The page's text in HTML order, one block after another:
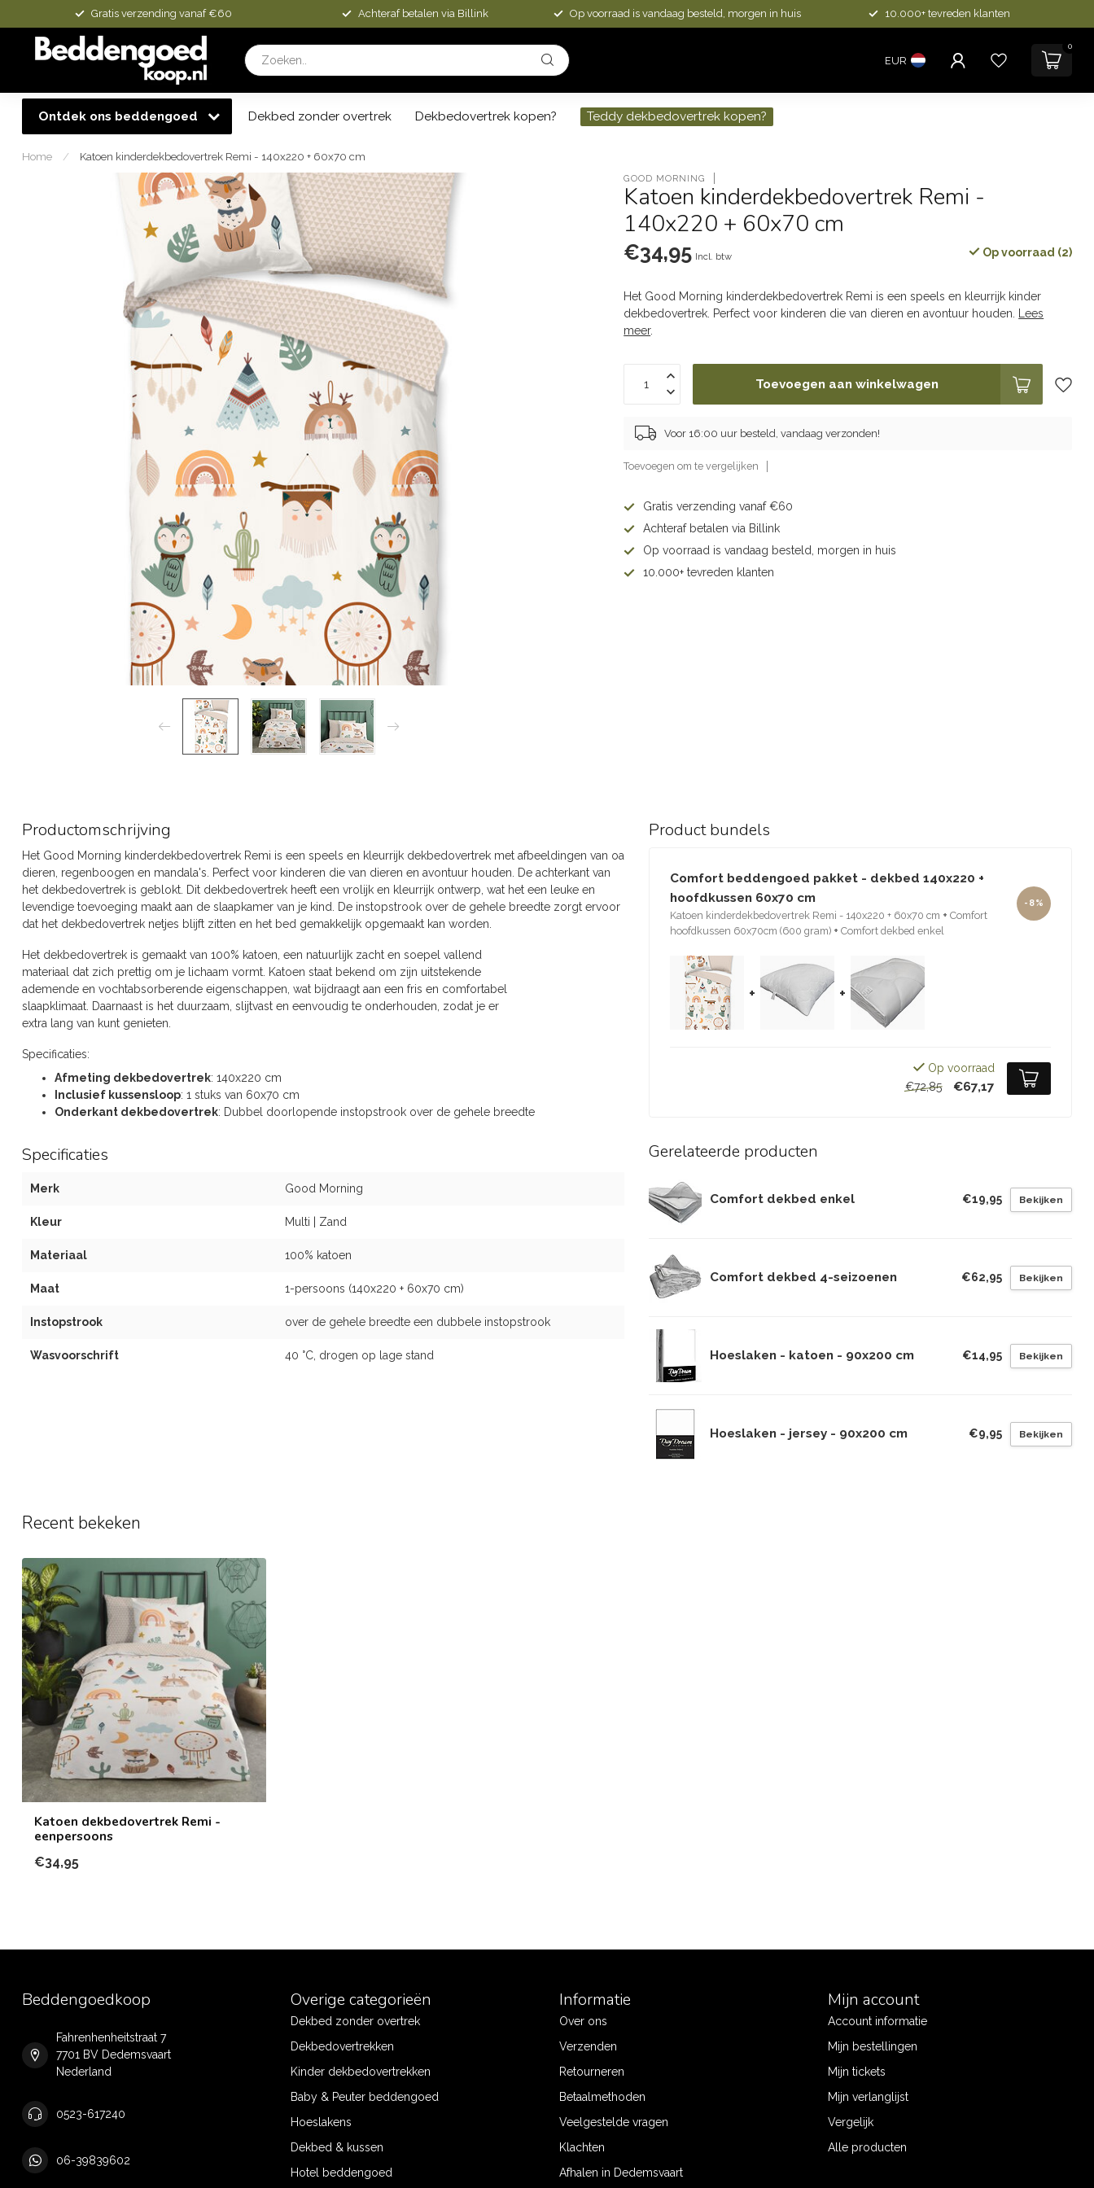
Gratis verzending vanaf €60 Achteraf betalen via Billink Op voorraad is vandaag besteld, morgen in huis 10.000+ tevreden klanten
EUR
0
Ontdek ons beddengoed Dekbed zonder overtrek Dekbedovertrek kopen? Teddy dekbedovertrek kopen?
Home / Katoen kinderdekbedovertrek Remi - 140x220 + 60x70 cm
GOOD MORNING
Katoen kinderdekbedovertrek Remi -
140x220 + 60x70 cm
€34,95 Incl. btw Op voorraad (2)
Het Good Morning kinderdekbedovertrek Remi is een speels en kleurrijk kinder
dekbedovertrek. Perfect voor kinderen die van dieren en avontuur houden.
Lees
meer.
Toevoegen aan winkelwagen
Voor 16:00 uur besteld, vandaag verzonden!
Toevoegen om te vergelijken
Gratis verzending vanaf €60
Achteraf betalen via Billink
Op voorraad is vandaag besteld, morgen in huis
10.000+ tevreden klanten
Productomschrijving
Het Good Morning kinderdekbedovertrek Remi is een speels en kleurrijk dekbedovertrek met afbeeldingen van oa
dieren, regenboogen en mandala's. Perfect voor kinderen die van dieren en avontuur houden. De achterkant van
het dekbedovertrek is geblokt. Dit dekbedovertrek heeft een vrolijk en kleurrijk ontwerp, wat het een leuke en
levendige toevoeging maakt aan de slaapkamer van je kind. De instopstrook over de gehele breedte zorgt ervoor
dat het dekbedovertrek netjes blijft zitten en het bed gemakkelijk opgemaakt kan worden.
Het dekbedovertrek is gemaakt van 100% katoen, een natuurlijk zacht en soepel vallend
materiaal dat zich prettig om je lichaam vormt. Katoen staat bekend om zijn uitstekende
ademende en vochtabsorberende eigenschappen, wat bijdraagt aan een fris en comfortabel
slaapklimaat. Daarnaast is het duurzaam, slijtvast en eenvoudig te onderhouden, zodat je er
extra lang van kunt genieten.
Specificaties:
Afmeting dekbedovertrek: 140x220 cm
Inclusief kussensloop: 1 stuks van 60x70 cm
Onderkant dekbedovertrek: Dubbel doorlopende instopstrook over de gehele breedte
Specificaties
Merk Good Morning
Kleur Multi | Zand
Materiaal 100% katoen
Maat 1-persoons (140x220 + 60x70 cm)
Instopstrook over de gehele breedte een dubbele instopstrook
Wasvoorschrift 40 °C, drogen op lage stand
Product bundels
Comfort beddengoed pakket - dekbed 140x220 +
hoofdkussen 60x70 cm
Katoen kinderdekbedovertrek Remi - 140x220 + 60x70 cm + Comfort
hoofdkussen 60x70cm (600 gram) + Comfort dekbed enkel
-8%
+ +
Op voorraad
€72,85
€67,17
Gerelateerde producten
Comfort dekbed enkel €19,95 Bekijken
Comfort dekbed 4-seizoenen €62,95 Bekijken
Hoeslaken - katoen - 90x200 cm €14,95 Bekijken
Hoeslaken - jersey - 90x200 cm €9,95 Bekijken
Recent bekeken
Katoen dekbedovertrek Remi -
eenpersoons
€34,95
Beddengoedkoop
Fahrenhenheitstraat 7
7701 BV Dedemsvaart
Nederland
0523-617240
06-39839602
Overige categorieën
Dekbed zonder overtrek
Dekbedovertrekken
Kinder dekbedovertrekken
Baby & Peuter beddengoed
Hoeslakens
Dekbed & kussen
Hotel beddengoed
Informatie
Over ons
Verzenden
Retourneren
Betaalmethoden
Veelgestelde vragen
Klachten
Afhalen in Dedemsvaart
Mijn account
Account informatie
Mijn bestellingen
Mijn tickets
Mijn verlanglijst
Vergelijk
Alle producten